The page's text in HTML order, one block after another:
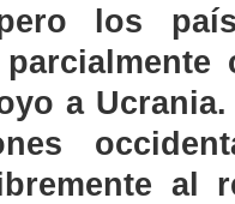
los
a
al